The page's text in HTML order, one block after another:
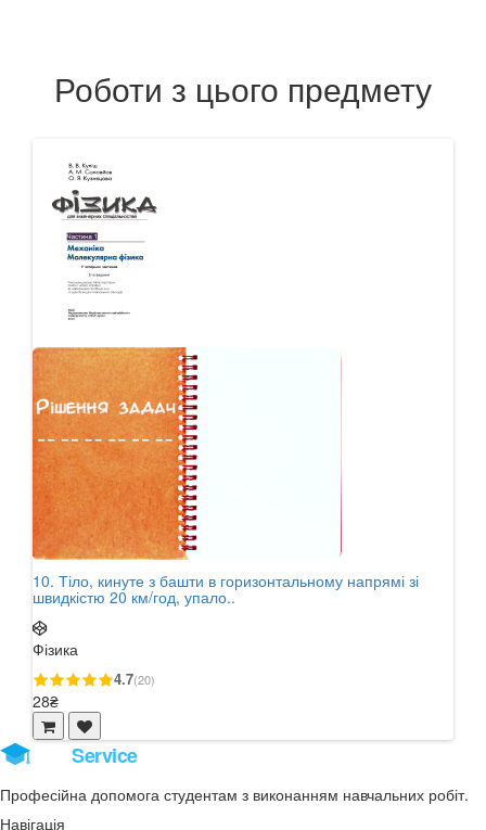
Роботи з цього предмету
10. Тіло, кинуте з башти в горизонтальному напрямі зі
швидкістю 20 км/год, упало..
Фізика
4.7(20)
28₴
Service
Професійна допомога студентам з виконанням навчальних робіт.
Навігація